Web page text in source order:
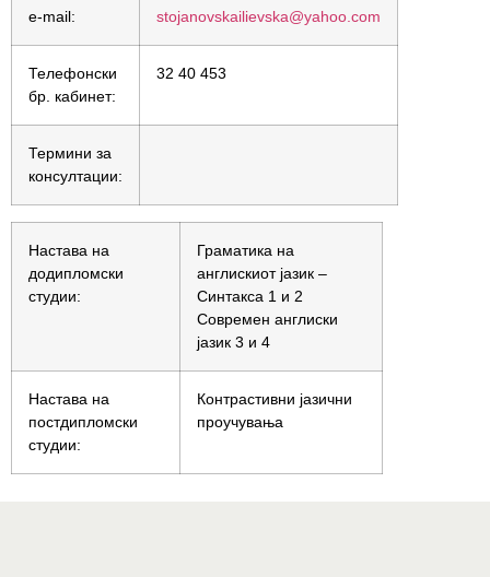
e-mail: stojanovskailievska@yahoo.com
Телефонски
бр. кабинет:
32 40 453
Термини за
консултации:
Настава на
додипломски
студии:
Граматика на
англискиот јазик –
Синтакса 1 и 2
Современ англиски
јазик 3 и 4
Настава на
постдипломски
студии:
Контрастивни јазични
проучувања